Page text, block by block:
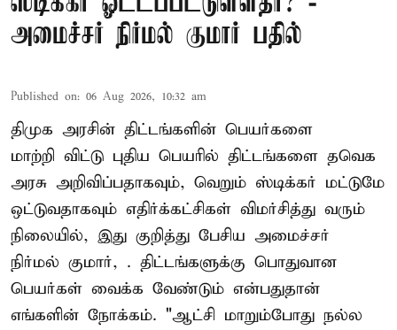
அமைச்சர் நிர்மல் குமார் பதில்
Published on: 06 Aug 2026, 10:32 am
திமுக அரசின் திட்டங்களின் பெயர்களை
மாற்றி விட்டு புதிய பெயரில் திட்டங்களை தவெக
அரசு அறிவிப்பதாகவும், வெறும் ஸ்டிக்கர் மட்டுமே
ஒட்டுவதாகவும் எதிர்க்கட்சிகள் விமர்சித்து வரும்
நிலையில், இது குறித்து பேசிய அமைச்சர்
நிர்மல் குமார், . திட்டங்களுக்கு பொதுவான
பெயர்கள் வைக்க வேண்டும் என்பதுதான்
எங்களின் நோக்கம். "ஆட்சி மாறும்போது நல்ல